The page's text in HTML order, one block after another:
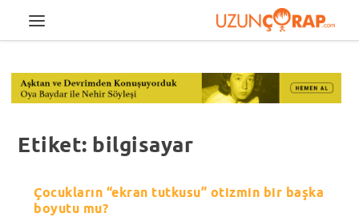
Etiket: bilgisayar
Çocukların “ekran tutkusu” otizmin bir başka
boyutu mu?